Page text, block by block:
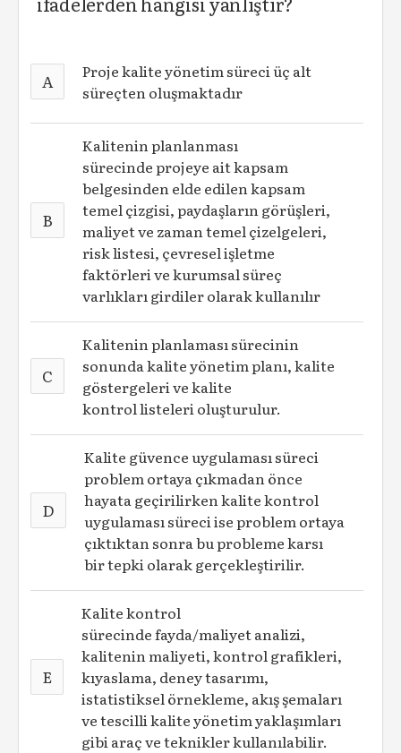
A
Proje kalite yönetim süreci üç alt
süreçten oluşmaktadır
B
Kalitenin planlanması
sürecinde projeye ait kapsam
belgesinden elde edilen kapsam
temel çizgisi, paydaşların görüşleri,
maliyet ve zaman temel çizelgeleri,
risk listesi, çevresel işletme
faktörleri ve kurumsal süreç
varlıkları girdiler olarak kullanılır
C
Kalitenin planlaması sürecinin
sonunda kalite yönetim planı, kalite
göstergeleri ve kalite
kontrol listeleri oluşturulur.
D
Kalite güvence uygulaması süreci
problem ortaya çıkmadan önce
hayata geçirilirken kalite kontrol
uygulaması süreci ise problem ortaya
çıktıktan sonra bu probleme karsı
bir tepki olarak gerçekleştirilir.
E
Kalite kontrol
sürecinde fayda/maliyet analizi,
kalitenin maliyeti, kontrol grafikleri,
kıyaslama, deney tasarımı,
istatistiksel örnekleme, akış şemaları
ve tescilli kalite yönetim yaklaşımları
gibi araç ve teknikler kullanılabilir.